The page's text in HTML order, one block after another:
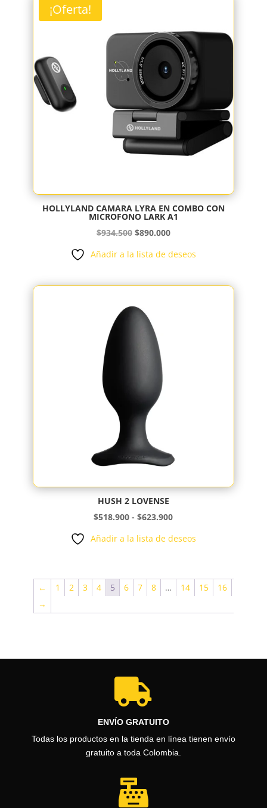
¡Oferta!
HOLLYLAND CAMARA LYRA EN COMBO CON
MICROFONO LARK A1
$934.500 El
$890.000El
Añadir a la lista de deseos
HUSH 2 LOVENSE
$518.900 - $623.900Rango
$518.900
hasta
Añadir a la lista de deseos
← 1 2 3 4 5 6 7 8 … 14 15
16
→

ENVÍO GRATUITO
Todas los productos en la tienda en línea tienen envío
gratuito a toda Colombia.
